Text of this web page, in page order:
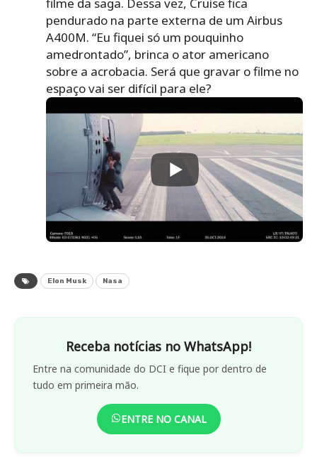
pendurado na parte externa de um Airbus
A400M. “Eu fiquei só um pouquinho
amedrontado”, brinca o ator americano
sobre a acrobacia. Será que gravar o filme no
espaço vai ser difícil para ele?
Elon Musk Nasa
Receba notícias no WhatsApp!
Entre na comunidade do DCI e fique por dentro de
tudo em primeira mão.
ENTRE NO CANAL